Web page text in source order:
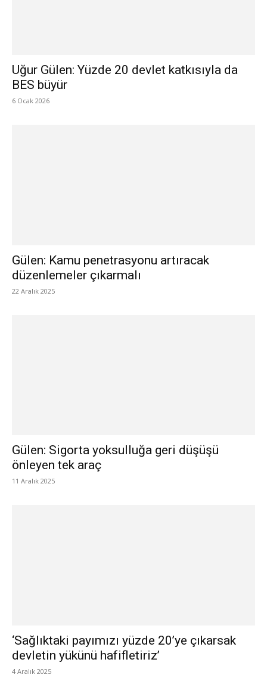
Uğur Gülen: Yüzde 20 devlet katkısıyla da
BES büyür
6 Ocak 2026
Gülen: Kamu penetrasyonu artıracak
düzenlemeler çıkarmalı
22 Aralık 2025
Gülen: Sigorta yoksulluğa geri düşüşü
önleyen tek araç
11 Aralık 2025
‘Sağlıktaki payımızı yüzde 20’ye çıkarsak
devletin yükünü hafifletiriz’
4 Aralık 2025